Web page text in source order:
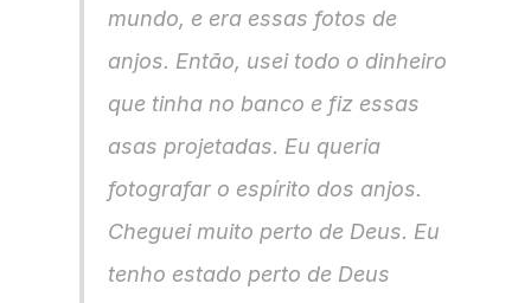
mundo, e era essas fotos de
anjos. Então, usei todo o dinheiro
que tinha no banco e fiz essas
asas projetadas. Eu queria
fotografar o espírito dos anjos.
Cheguei muito perto de Deus. Eu
tenho estado perto de Deus